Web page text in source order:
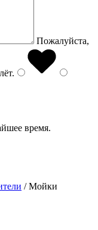
Пожалуйста,
.
время.
/Мойки